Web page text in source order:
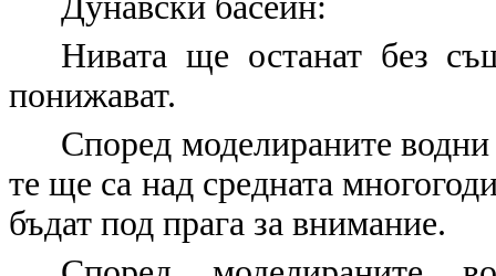
Нивата ще останат без
понижават.
Според моделираните
те ще са над средната
бъдат под прага за внимание.